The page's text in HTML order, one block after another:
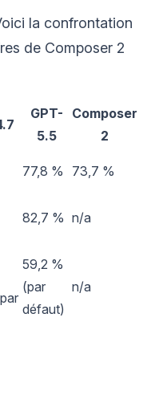
la confrontation
de Composer 2
GPT-
5.5
Composer
2
77,8 % 73,7 %
82,7 % n/a
59,2 %
(par
défaut)
n/a